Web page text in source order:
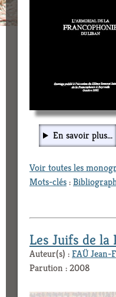
En savoir plus...
Voir toutes les
Mots-clés:
Les Juifs de la
Auteur(s) :FAÜ Jean-
Parution : 2008